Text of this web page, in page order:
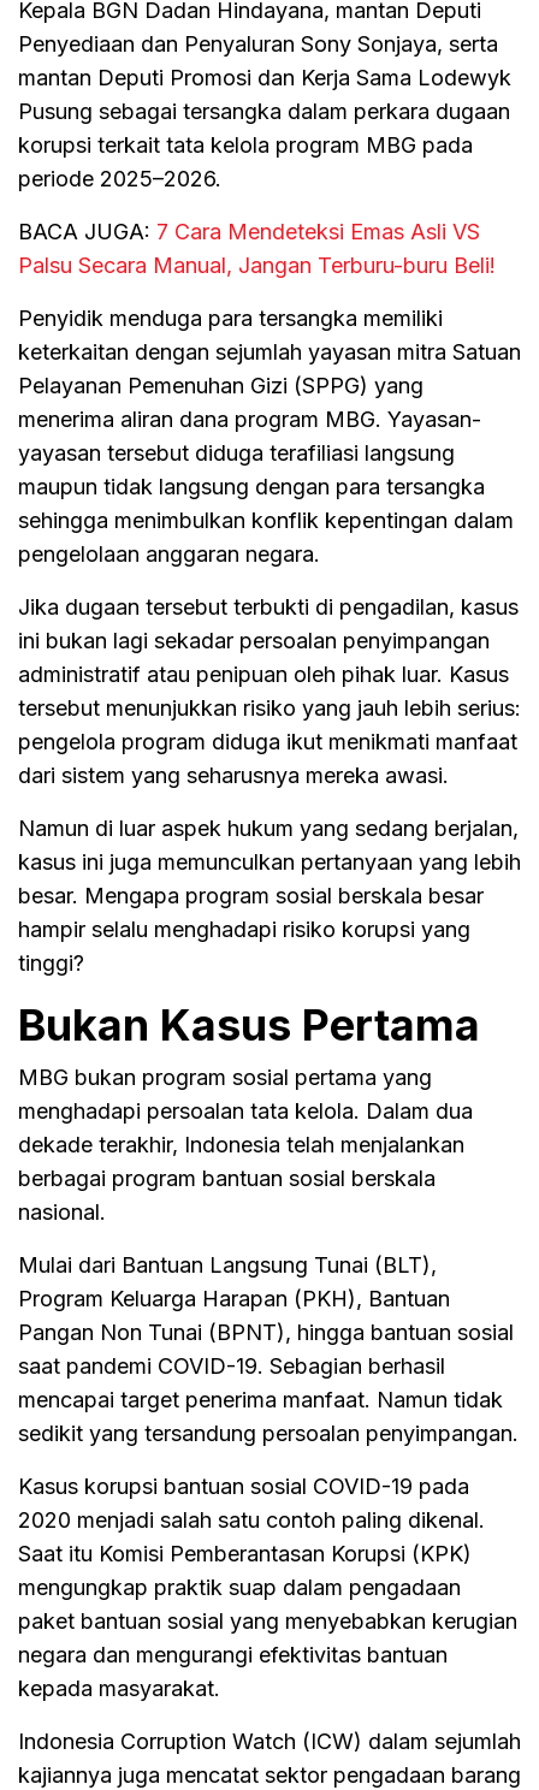
Kepala BGN Dadan Hindayana, mantan Deputi
Penyediaan dan Penyaluran Sony Sonjaya, serta
mantan Deputi Promosi dan Kerja Sama Lodewyk
Pusung sebagai tersangka dalam perkara dugaan
korupsi terkait tata kelola program MBG pada
periode 2025–2026.
BACA JUGA: 7 Cara Mendeteksi Emas Asli VS
Palsu Secara Manual, Jangan Terburu-buru Beli!
Penyidik menduga para tersangka memiliki
keterkaitan dengan sejumlah yayasan mitra Satuan
Pelayanan Pemenuhan Gizi (SPPG) yang
menerima aliran dana program MBG. Yayasan-
yayasan tersebut diduga terafiliasi langsung
maupun tidak langsung dengan para tersangka
sehingga menimbulkan konflik kepentingan dalam
pengelolaan anggaran negara.
Jika dugaan tersebut terbukti di pengadilan, kasus
ini bukan lagi sekadar persoalan penyimpangan
administratif atau penipuan oleh pihak luar. Kasus
tersebut menunjukkan risiko yang jauh lebih serius:
pengelola program diduga ikut menikmati manfaat
dari sistem yang seharusnya mereka awasi.
Namun di luar aspek hukum yang sedang berjalan,
kasus ini juga memunculkan pertanyaan yang lebih
besar. Mengapa program sosial berskala besar
hampir selalu menghadapi risiko korupsi yang
tinggi?
Bukan Kasus Pertama
MBG bukan program sosial pertama yang
menghadapi persoalan tata kelola. Dalam dua
dekade terakhir, Indonesia telah menjalankan
berbagai program bantuan sosial berskala
nasional.
Mulai dari Bantuan Langsung Tunai (BLT),
Program Keluarga Harapan (PKH), Bantuan
Pangan Non Tunai (BPNT), hingga bantuan sosial
saat pandemi COVID-19. Sebagian berhasil
mencapai target penerima manfaat. Namun tidak
sedikit yang tersandung persoalan penyimpangan.
Kasus korupsi bantuan sosial COVID-19 pada
2020 menjadi salah satu contoh paling dikenal.
Saat itu Komisi Pemberantasan Korupsi (KPK)
mengungkap praktik suap dalam pengadaan
paket bantuan sosial yang menyebabkan kerugian
negara dan mengurangi efektivitas bantuan
kepada masyarakat.
Indonesia Corruption Watch (ICW) dalam sejumlah
kajiannya juga mencatat sektor pengadaan barang